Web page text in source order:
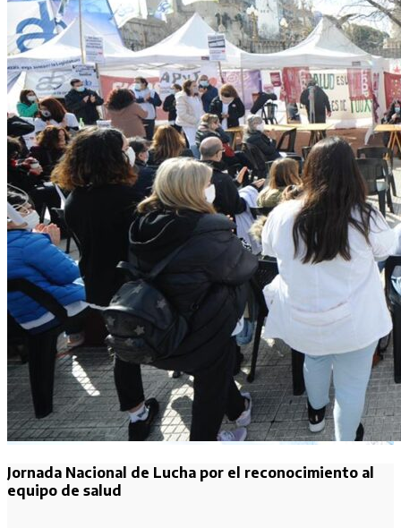
Jornada Nacional de Lucha por el reconocimiento al
equipo de salud